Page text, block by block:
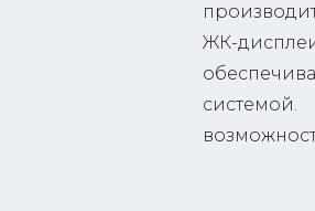
ЖК-
системой.